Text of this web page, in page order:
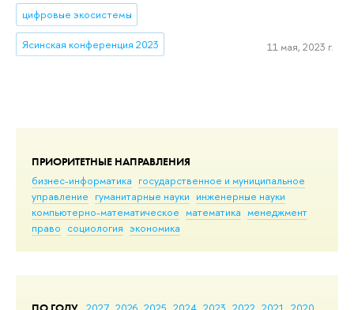
ПРИОРИТЕТНЫЕ НАПРАВЛЕНИЯ
бизнес-информатика государственное и муниципальное
управление гуманитарные науки инженерные науки
компьютерно-математическое математика менеджмент
право социология экономика
цифровые экосистемы
Ясинская конференция 2023 11 мая, 2023 г.